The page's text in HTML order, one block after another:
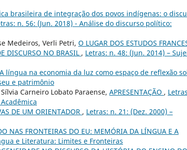
brasileira de integração dos povos indígenas: o
n. 56: (Jun. 2018) - Análise do discurso político:
Medeiros, Verli Petri, O LUGAR DOS ESTUDOS
DISCURSO NO BRASIL , Letras: n. 48: (Jun. 2014) –
A língua na economia da luz como espaço de reflexão
e patrimônio
Carneiro Lobato Paraense, APRESENTAÇÃO ,
DE UM ORIENTADOR , Letras: n. 21: (Dez. 2000) –
NAS FRONTEIRAS DO EU: MEMÓRIA DA LÍNGUA E A
e Literatura: Limites e Fronteiras